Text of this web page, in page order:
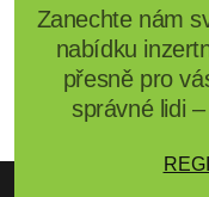
Zanechte nám
nabídku
přesně pro
správné lidi